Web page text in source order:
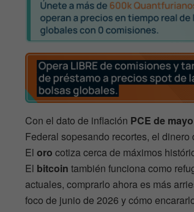
Con el dato de inflación PCE de mayo
Federal sopesando recortes, el
El oro cotiza cerca de máximos
El bitcoin también funciona como
actuales, comprarlo ahora es más
foco de junio de 2026 y cómo